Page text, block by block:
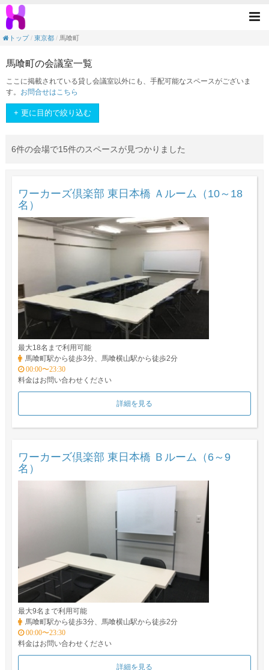
<素敵なスペースを手元に>！1分でできる
トップ
東京都 馬喰町
馬喰町の会議室一覧
ここに掲載されている貸し会議室以外にも、手配可能なスペースがございま
す。 お問合せはこちら
+ 更に目的で絞り込む
6件の会場で15件のスペースが見つかりました
ワーカーズ倶楽部 東日本橋 Ａルーム（10～18
名）
最大18名まで利用可能
馬喰町駅から徒歩3分、馬喰横山駅から徒歩2分
00:00〜23:30
料金はお問い合わせください
詳細を見る
ワーカーズ倶楽部 東日本橋 Ｂルーム（6～9
名）
最大9名まで利用可能
馬喰町駅から徒歩3分、馬喰横山駅から徒歩2分
00:00〜23:30
料金はお問い合わせください
詳細を見る